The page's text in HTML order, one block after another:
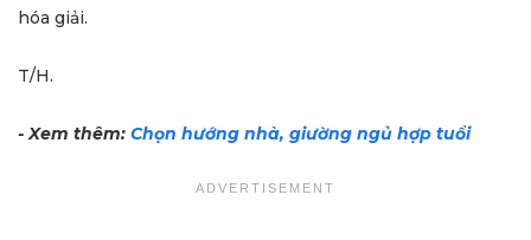
hóa giải.
T/H.
- Xem thêm: Chọn hướng nhà, giường ngủ hợp tuổi